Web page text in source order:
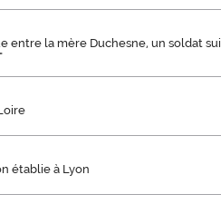
entre la mère Duchesne, un soldat
établie à Lyon